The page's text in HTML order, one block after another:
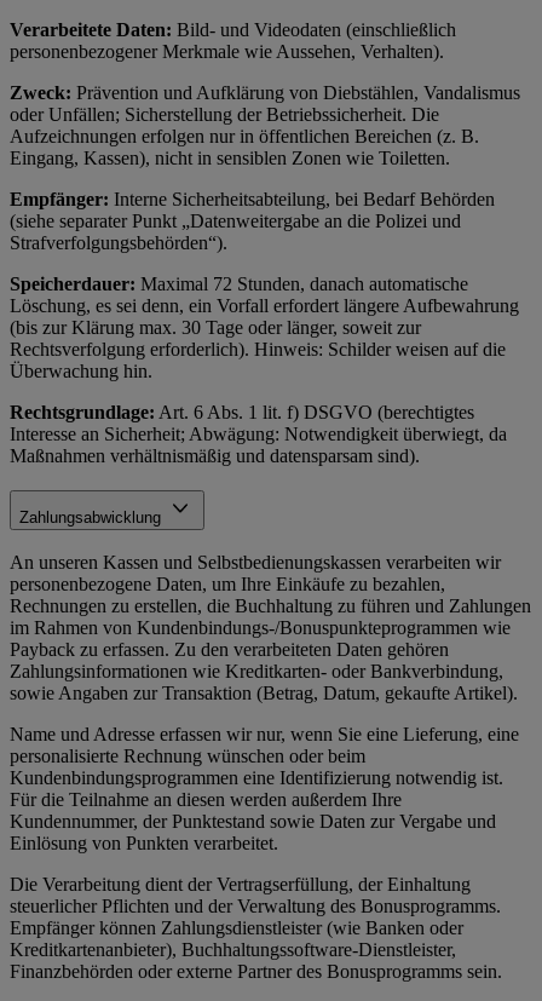
Verarbeitete Daten: Bild- und Videodaten (einschließlich
personenbezogener Merkmale wie Aussehen, Verhalten).
Zweck: Prävention und Aufklärung von Diebstählen, Vandalismus
oder Unfällen; Sicherstellung der Betriebssicherheit. Die
Aufzeichnungen erfolgen nur in öffentlichen Bereichen (z. B.
Eingang, Kassen), nicht in sensiblen Zonen wie Toiletten.
Empfänger: Interne Sicherheitsabteilung, bei Bedarf Behörden
(siehe separater Punkt „Datenweitergabe an die Polizei und
Strafverfolgungsbehörden“).
Speicherdauer: Maximal 72 Stunden, danach automatische
Löschung, es sei denn, ein Vorfall erfordert längere Aufbewahrung
(bis zur Klärung max. 30 Tage oder länger, soweit zur
Rechtsverfolgung erforderlich). Hinweis: Schilder weisen auf die
Überwachung hin.
Rechtsgrundlage: Art. 6 Abs. 1 lit. f) DSGVO (berechtigtes
Interesse an Sicherheit; Abwägung: Notwendigkeit überwiegt, da
Maßnahmen verhältnismäßig und datensparsam sind).
Zahlungsabwicklung
An unseren Kassen und Selbstbedienungskassen verarbeiten wir
personenbezogene Daten, um Ihre Einkäufe zu bezahlen,
Rechnungen zu erstellen, die Buchhaltung zu führen und Zahlungen
im Rahmen von Kundenbindungs-/Bonuspunkteprogrammen wie
Payback zu erfassen. Zu den verarbeiteten Daten gehören
Zahlungsinformationen wie Kreditkarten- oder Bankverbindung,
sowie Angaben zur Transaktion (Betrag, Datum, gekaufte Artikel).
Name und Adresse erfassen wir nur, wenn Sie eine Lieferung, eine
personalisierte Rechnung wünschen oder beim
Kundenbindungsprogrammen eine Identifizierung notwendig ist.
Für die Teilnahme an diesen werden außerdem Ihre
Kundennummer, der Punktestand sowie Daten zur Vergabe und
Einlösung von Punkten verarbeitet.
Die Verarbeitung dient der Vertragserfüllung, der Einhaltung
steuerlicher Pflichten und der Verwaltung des Bonusprogramms.
Empfänger können Zahlungsdienstleister (wie Banken oder
Kreditkartenanbieter), Buchhaltungssoftware-Dienstleister,
Finanzbehörden oder externe Partner des Bonusprogramms sein.